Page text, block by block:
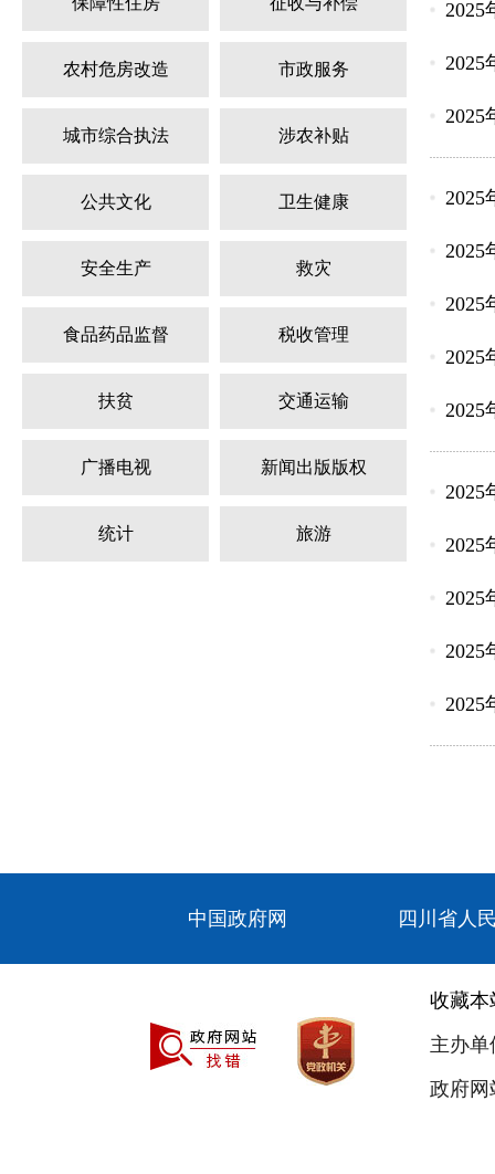
农村危房改造 市政服务
城市综合执法 涉农补贴
公共文化 卫生健康
安全生产 救灾
食品药品监督 税收管理
扶贫 交通运输
广播电视 新闻出版版权
统计 旅游
2025
2025
2025
2025
2025
2025
2025
2025
2025
2025
2025
2025
2025
中国政府网 四川省人
收藏本
主办
政府网